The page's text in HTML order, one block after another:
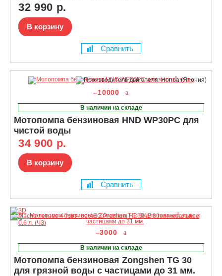
32 990 р.
В корзину
Сравнить
–10000
В наличии на складе
Мотопомпа бензиновая HND WP30PC для
чистой воды
34 900 р.
В корзину
Сравнить
–3000
В наличии на складе
Мотопомпа бензиновая Zongshen TG 30
для грязной воды с частицами до 31 мм.